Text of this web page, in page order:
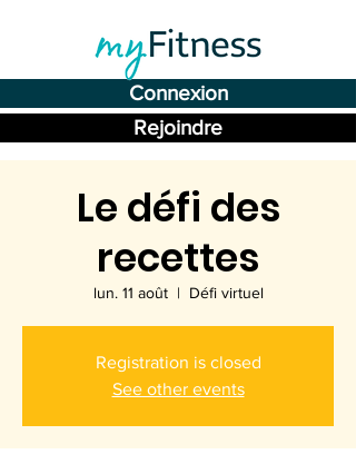
Connexion
Rejoindre
Le défi des
recettes
lun. 11 août
  |
Défi virtuel
Registration is closed
See other events